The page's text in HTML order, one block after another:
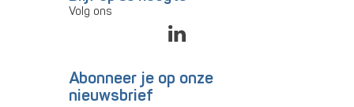
Volg ons
Abonneer je op onze
nieuwsbrief